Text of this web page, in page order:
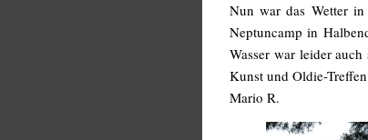
Nun war das Wetter
Neptuncamp in
Wasser war leider
Kunst und Oldie-
Mario R.